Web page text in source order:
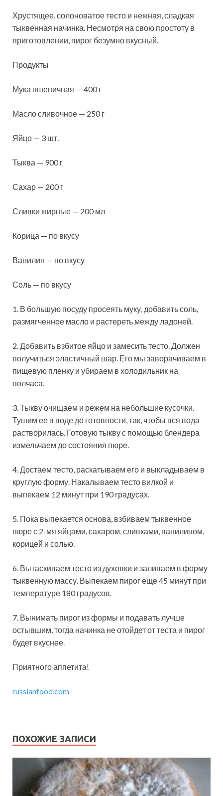
Хрустящее, солоноватое тесто и нежная, сладкая
тыквенная начинка. Несмотря на свою простоту в
приготовлении, пирог безумно вкусный.
Продукты
Мука пшеничная — 400 г
Масло сливочное — 250 г
Яйцо — 3 шт.
Тыква — 900 г
Сахар — 200 г
Сливки жирные — 200 мл
Корица — по вкусу
Ванилин — по вкусу
Соль — по вкусу
1. В большую посуду просеять муку, добавить соль,
размягченное масло и растереть между ладоней.
2. Добавить взбитое яйцо и замесить тесто. Должен
получиться эластичный шар. Его мы заворачиваем в
пищевую пленку и убираем в холодильник на
полчаса.
3. Тыкву очищаем и режем на небольшие кусочки.
Тушим ее в воде до готовности, так, чтобы вся вода
растворилась. Готовую тыкву с помощью блендера
измельчаем до состояния пюре.
4. Достаем тесто, раскатываем его и выкладываем в
круглую форму. Накалываем тесто вилкой и
выпекаем 12 минут при 190 градусах.
5. Пока выпекается основа, взбиваем тыквенное
пюре с 2-мя яйцами, сахаром, сливками, ванилином,
корицей и солью.
6. Вытаскиваем тесто из духовки и заливаем в форму
тыквенную массу. Выпекаем пирог еще 45 минут при
температуре 180 градусов.
7. Вынимать пирог из формы и подавать лучше
остывшим, тогда начинка не отойдет от теста и пирог
будет вкуснее.
Приятного аппетита!
russianfood.com
ПОХОЖИЕ ЗАПИСИ